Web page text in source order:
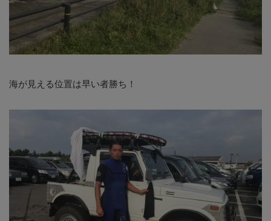
海が見える位置は早い者勝ち！